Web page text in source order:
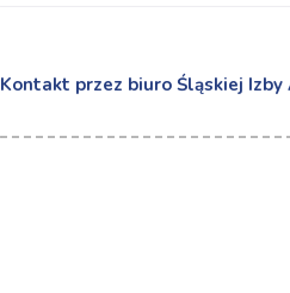
Kontakt przez biuro Śląskiej